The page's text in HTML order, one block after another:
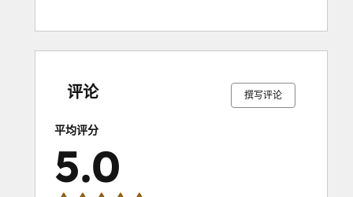
评论 撰写评论
平均评分
5.0
成
成
成
成
成